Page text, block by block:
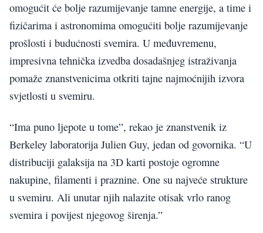
omogućit će bolje razumijevanje tamne energije, a time i
fizičarima i astronomima omogućiti bolje razumijevanje
prošlosti i budućnosti svemira. U međuvremenu,
impresivna tehnička izvedba dosadašnjeg istraživanja
pomaže znanstvenicima otkriti tajne najmoćnijih izvora
svjetlosti u svemiru.
“Ima puno ljepote u tome”, rekao je znanstvenik iz
Berkeley laboratorija Julien Guy, jedan od govornika. “U
distribuciji galaksija na 3D karti postoje ogromne
nakupine, filamenti i praznine. One su najveće strukture
u svemiru. Ali unutar njih nalazite otisak vrlo ranog
svemira i povijest njegovog širenja.”